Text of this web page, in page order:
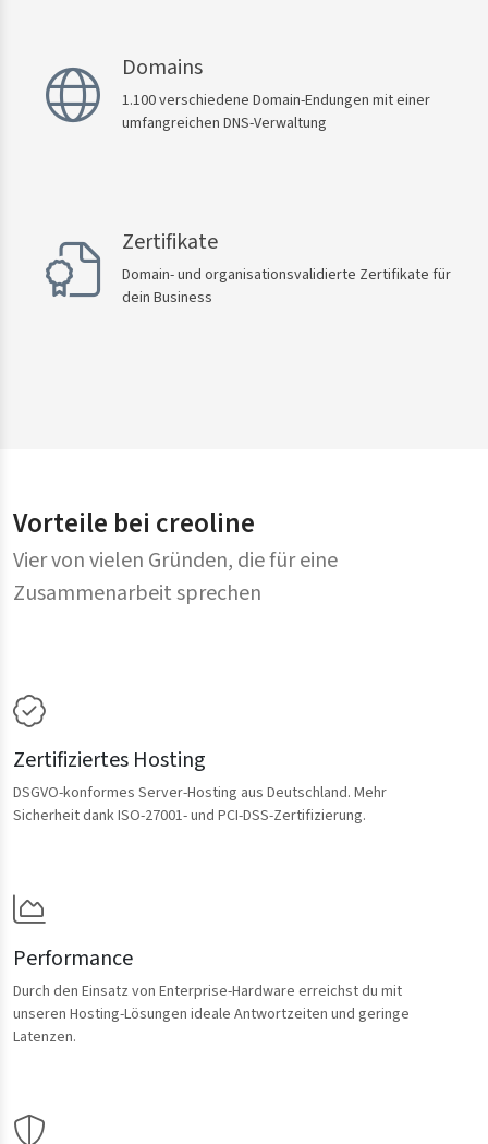
Domains
1.100 verschiedene Domain-Endungen mit einer
umfangreichen DNS-Verwaltung
Zertifikate
Domain- und organisationsvalidierte Zertifikate für
dein Business
Vorteile bei creoline
Vier von vielen Gründen, die für eine
Zusammenarbeit sprechen
Zertifiziertes Hosting
DSGVO-konformes Server-Hosting aus Deutschland. Mehr
Sicherheit dank ISO-27001- und PCI-DSS-Zertifizierung.
Performance
Durch den Einsatz von Enterprise-Hardware erreichst du mit
unseren Hosting-Lösungen ideale Antwortzeiten und geringe
Latenzen.